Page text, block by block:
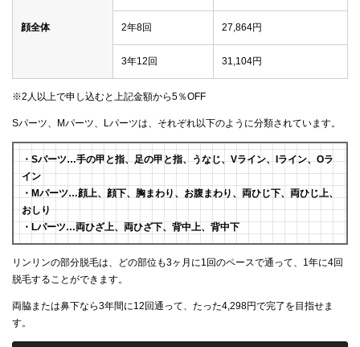
顔全体 2年8回 27,864円
3年12回 31,104円
※2人以上で申し込むと上記金額から5％OFF
Sパーツ、Mパーツ、Lパーツは、それぞれ以下のように分類されています。
・Sパーツ…手の甲と指、足の甲と指、うなじ、Vライン、Iライン、Oラ
イン
・Mパーツ…顔上、顔下、胸まわり、お腹まわり、両ひじ下、両ひじ上、
おしり
・Lパーツ…両ひざ上、両ひざ下、背中上、背中下
リンリンの部分脱毛は、どの部位も3ヶ月に1回のペースで通って、1年に4回
脱毛することができます。
両脇または鼻下なら3年間に12回通って、たった4,298円で完了を目指せま
す。